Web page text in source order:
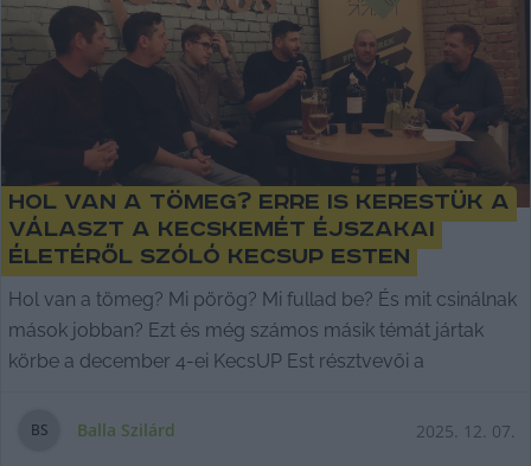
Hol van a tömeg? Erre is kerestük a
választ a Kecskemét éjszakai
életéről szóló KecsUP Esten
Hol van a tömeg? Mi pörög? Mi fullad be? És mit csinálnak
mások jobban? Ezt és még számos másik témát jártak
körbe a december 4-ei KecsUP Est résztvevői a
BS Balla Szilárd 2025. 12. 07.